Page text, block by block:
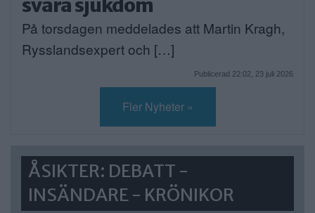
svåra sjukdom
På torsdagen meddelades att Martin Kragh,
Rysslandsexpert och […]
Publicerad 22:02, 23 juli 2026
Fler Nyheter »
ÅSIKTER: DEBATT -
INSÄNDARE - KRÖNIKOR